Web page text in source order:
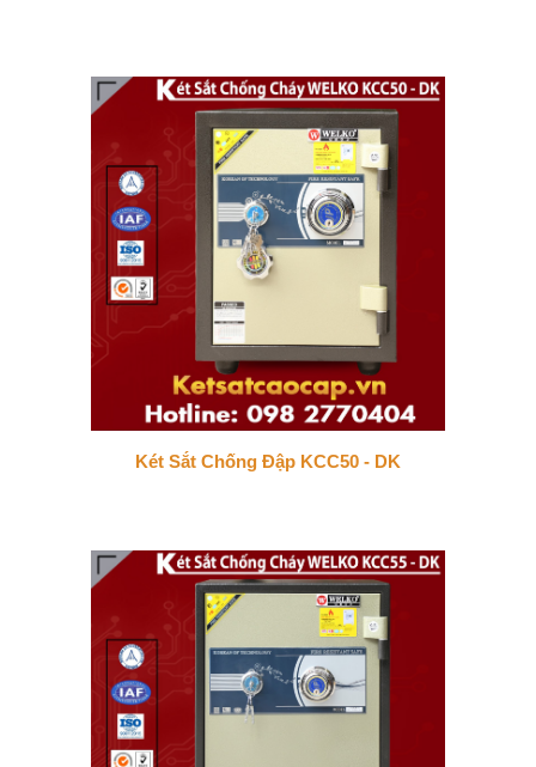
Két Sắt Chống Đập KCC50 - DK